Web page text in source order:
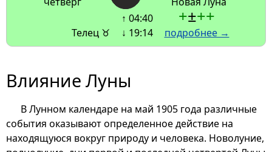
Телец ♉
↑ 04:40
↓ 19:14
+±++
подробнее →
Влияние Луны
В Лунном календаре на май 1905 года различные
события оказывают определенное действие на
находящуюся вокруг природу и человека. Новолуние,